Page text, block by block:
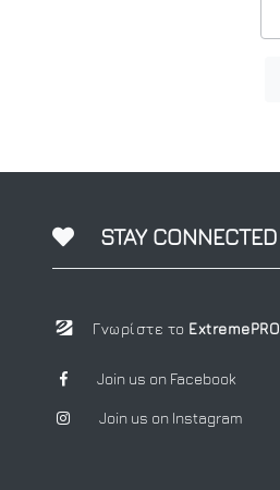
STAY CONNECTED
Γνωρίστε το ExtremePRO
Join us on Facebook
Join us on Instagram